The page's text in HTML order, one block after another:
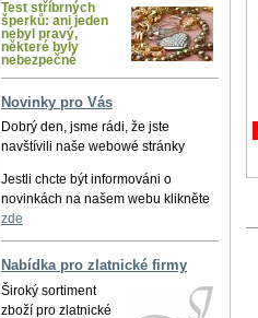
Test stříbrných
šperků: ani jeden
nebyl pravý,
některé byly
nebezpečné
Novinky pro Vás
Dobrý den, jsme rádi, že jste
navštívili naše webowé stránky
Jestli chcte být informováni o
novinkách na našem webu klikněte
zde
Nabídka pro zlatnické firmy
Široký sortiment
zboží pro zlatnické